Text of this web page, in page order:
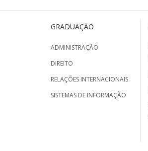
GRADUAÇÃO
ADMINISTRAÇÃO
DIREITO
RELAÇÕES INTERNACIONAIS
SISTEMAS DE INFORMAÇÃO